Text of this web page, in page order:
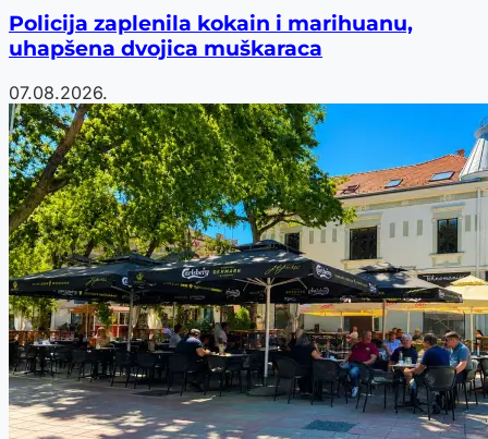
Policija zaplenila kokain i marihuanu,
uhapšena dvojica muškaraca
07.08.2026.